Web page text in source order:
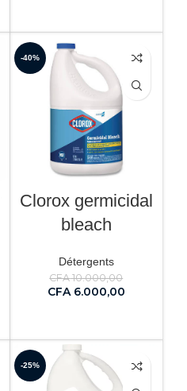
-40%
Clorox germicidal
bleach
Détergents
CFA10.000,00
CFA6.000,00
-25%